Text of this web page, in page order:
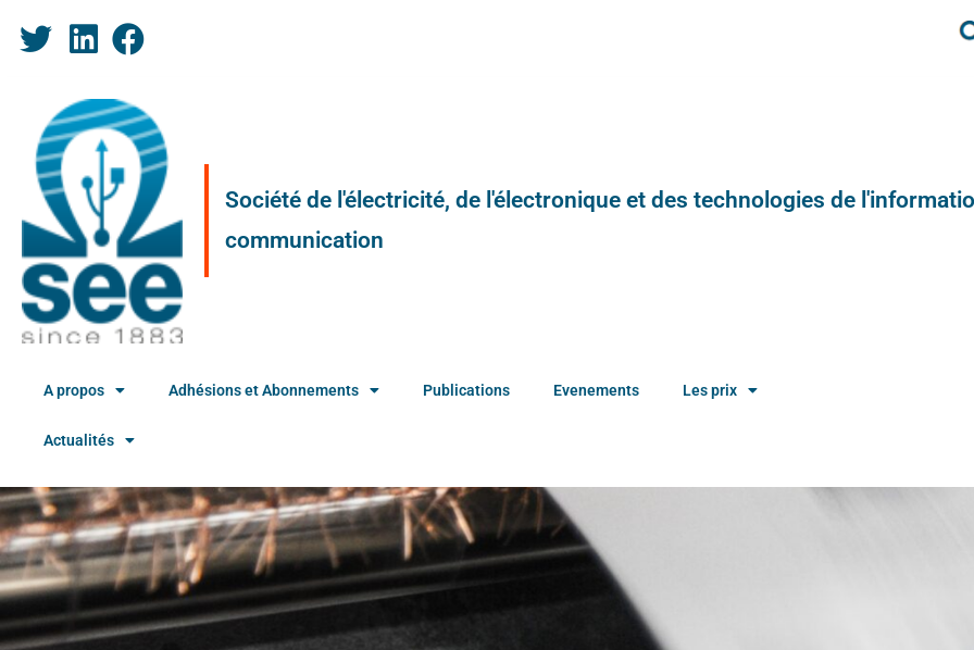
Société de l'électricité, de l'électronique et des technologies de
communication
A propos Adhésions et Abonnements Publications Evenements Les prix
Actualités